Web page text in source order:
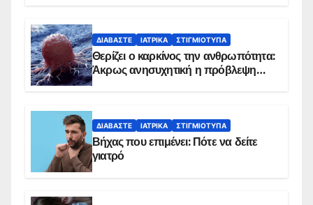
ΔΙΑΒΆΣΤΕ ΙΑΤΡΙΚΆ ΣΤΙΓΜΙΌΤΥΠΑ
Θερίζει ο καρκίνος την ανθρωπότητα:
Άκρως ανησυχητική η πρόβλεψη…
ΔΙΑΒΆΣΤΕ ΙΑΤΡΙΚΆ ΣΤΙΓΜΙΌΤΥΠΑ
Βήχας που επιμένει: Πότε να δείτε
γιατρό